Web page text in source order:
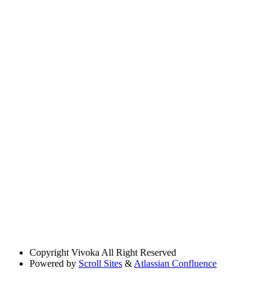
Copyright Vivoka All Right Reserved
Powered by Scroll Sites & Atlassian Confluence